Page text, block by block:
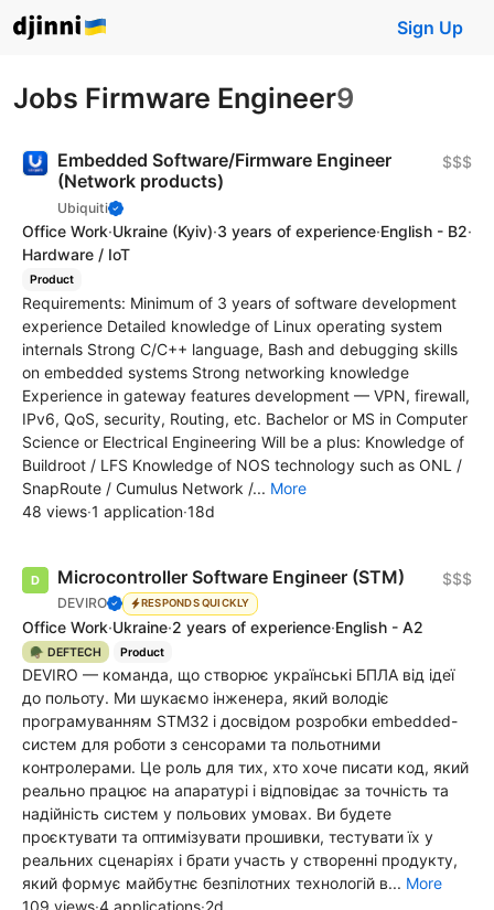
Sign Up
Jobs Firmware Engineer9
Embedded Software/Firmware Engineer
(Network products)
Ubiquiti
$$$
Office Work·Ukraine (Kyiv)·3 years of experience·English - B2·
Hardware / IoT
Product
Requirements: Minimum of 3 years of software development
experience Detailed knowledge of Linux operating system
internals Strong C/C++ language, Bash and debugging skills
on embedded systems Strong networking knowledge
Experience in gateway features development — VPN, firewall,
IPv6, QoS, security, Routing, etc. Bachelor or MS in Computer
Science or Electrical Engineering Will be a plus: Knowledge of
Buildroot / LFS Knowledge of NOS technology such as ONL /
SnapRoute / Cumulus Network /... More
48 views·1 application·18d
Microcontroller Software Engineer (STM)
DEVIRO RESPONDS QUICKLY
$$$
Office Work·Ukraine·2 years of experience·English - A2
🪖 DEFTECH Product
DEVIRO — команда, що створює українські БПЛА від ідеї
до польоту. Ми шукаємо інженера, який володіє
програмуванням STM32 і досвідом розробки embedded-
систем для роботи з сенсорами та польотними
контролерами. Це роль для тих, хто хоче писати код, який
реально працює на апаратурі і відповідає за точність та
надійність систем у польових умовах. Ви будете
проєктувати та оптимізувати прошивки, тестувати їх у
реальних сценаріях і брати участь у створенні продукту,
який формує майбутнє безпілотних технологій в... More